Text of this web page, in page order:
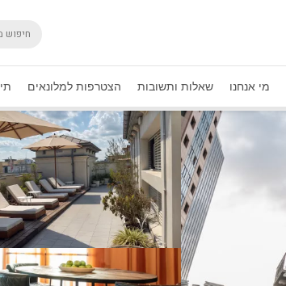
מי אנחנו שאלות ותשובות הצטרפות למלונאים